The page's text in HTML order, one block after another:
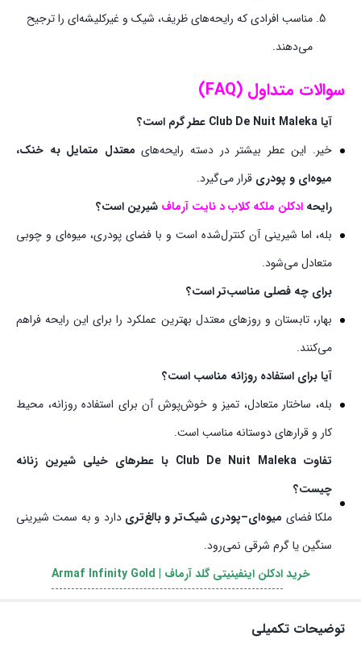
مناسب افرادی که رایحه‌های ظریف، شیک و غیرکلیشه‌ای را ترجیح
می‌دهند.
سوالات متداول (FAQ)
آیا Club De Nuit Maleka عطر گرم است؟
خیر. این عطر بیشتر در دسته رایحه‌های معتدل متمایل به خنک،
میوه‌ای و پودری قرار می‌گیرد.
رایحه ادکلن ملکه کلاب د نایت آرماف شیرین است؟
بله، اما شیرینی آن کنترل‌شده است و با فضای پودری، میوه‌ای و چوبی
متعادل می‌شود.
برای چه فصلی مناسب‌تر است؟
بهار، تابستان و روزهای معتدل بهترین عملکرد را برای این رایحه فراهم
می‌کنند.
آیا برای استفاده روزانه مناسب است؟
بله، ساختار متعادل، تمیز و خوش‌پوش آن برای استفاده روزانه، محیط
کار و قرارهای دوستانه مناسب است.
تفاوت Club De Nuit Maleka با عطرهای خیلی شیرین زنانه
چیست؟
ملکا فضای میوه‌ای–پودری شیک‌تر و بالغ‌تری دارد و به سمت شیرینی
سنگین یا گرم شرقی نمی‌رود.
خریدادکلن اینفینیتی گلد آرماف | Armaf Infinity Gold
توضیحات تکمیلی